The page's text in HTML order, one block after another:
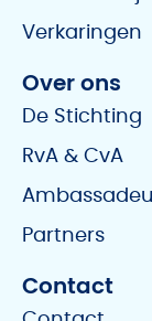
Verkaringen
Over ons
De Stichting
RvA & CvA
Partners
Contact